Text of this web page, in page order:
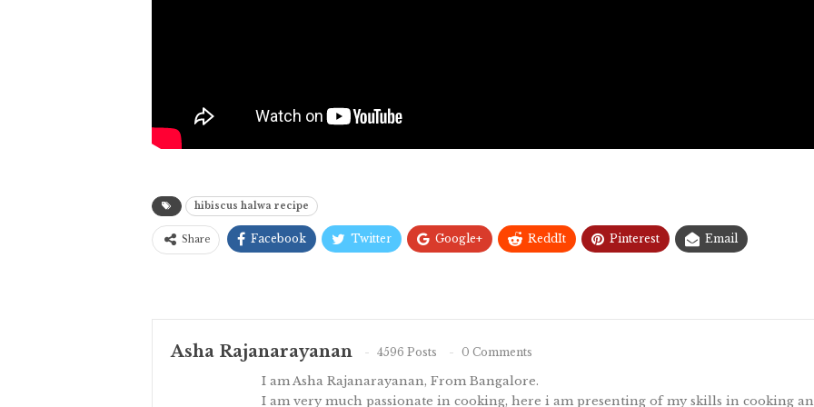
hibiscus halwa recipe
Share Facebook Twitter Google+ ReddIt Pinterest Email
Asha Rajanarayanan 4596 Posts 0 Comments
I am Asha Rajanarayanan, From Bangalore.
I am very much passionate in cooking, here i am presenting of my skills in cooking